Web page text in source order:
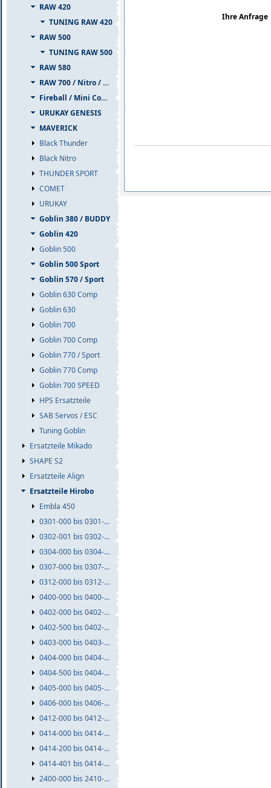
RAW 420
TUNING RAW 420
RAW 500
TUNING RAW 500
RAW 580
RAW 700 / Nitro / PIUMA
Fireball / Mini Comet
URUKAY GENESIS
MAVERICK
Black Thunder
Black Nitro
THUNDER SPORT
COMET
URUKAY
Goblin 380 / BUDDY
Goblin 420
Goblin 500
Goblin 500 Sport
Goblin 570 / Sport
Goblin 630 Comp
Goblin 630
Goblin 700
Goblin 700 Comp
Goblin 770 / Sport
Goblin 770 Comp
Goblin 700 SPEED
HPS Ersatzteile
SAB Servos / ESC
Tuning Goblin
Ersatzteile Mikado
SHAPE S2
Ersatzteile Align
Ersatzteile Hirobo
Embla 450
0301-000 bis 0301-999
0302-001 bis 0302-999
0304-000 bis 0304-999
0307-000 bis 0307-999
0312-000 bis 0312-999
0400-000 bis 0400-999
0402-000 bis 0402-499
0402-500 bis 0402-999
0403-000 bis 0403-999
0404-000 bis 0404-499
0404-500 bis 0404-999
0405-000 bis 0405-999
0406-000 bis 0406-999
0412-000 bis 0412-999
0414-000 bis 0414-199
0414-200 bis 0414-400
0414-401 bis 0414-999
2400-000 bis 2410-999
Ihre Anfrage